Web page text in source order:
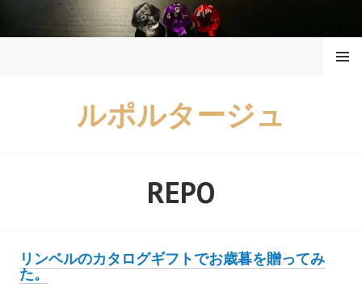
ルポルタージュ
ー
REPO
リンベルのカタログギフトでお歳暮を贈ってみ
た。